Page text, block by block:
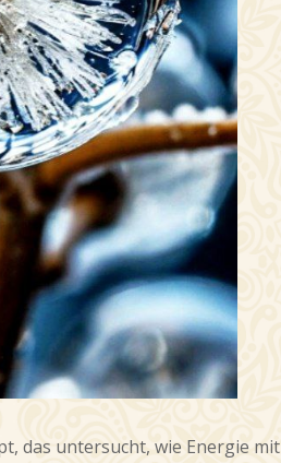
das untersucht, wie Energie mit